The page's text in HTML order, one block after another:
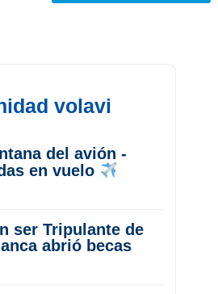
volavi
del avión -
en vuelo
ser Tripulante de
abrió becas